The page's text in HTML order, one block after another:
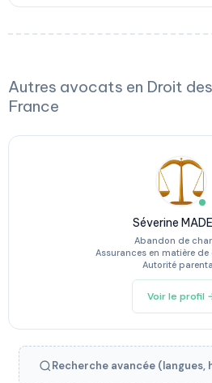
Autres avocats en Droit
France
Séverine
Abandon de
Assurances en matière
Autorité
Voir le profil
Recherche avancée (langues,